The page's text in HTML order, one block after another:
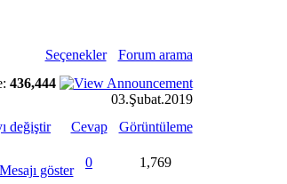
Seçenekler
Forum arama
436,444
03.Şubat.2019
Cevap
Görüntüleme
0 1,769